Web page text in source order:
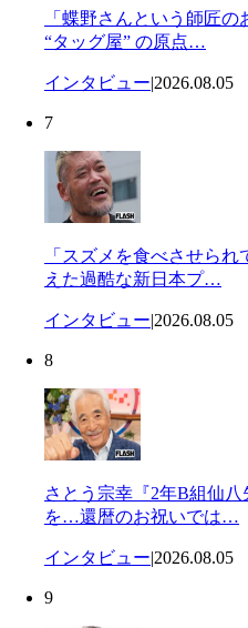
「蝶野さんという師匠
“タッグ屋” の原点…
インタビュー|2026.08.05
7
「スズメを食べさせら
えた過酷な新日本プ…
インタビュー|2026.08.05
8
さとう宗幸『2年B組仙
を…還暦のお祝いでは…
インタビュー|2026.08.05
9